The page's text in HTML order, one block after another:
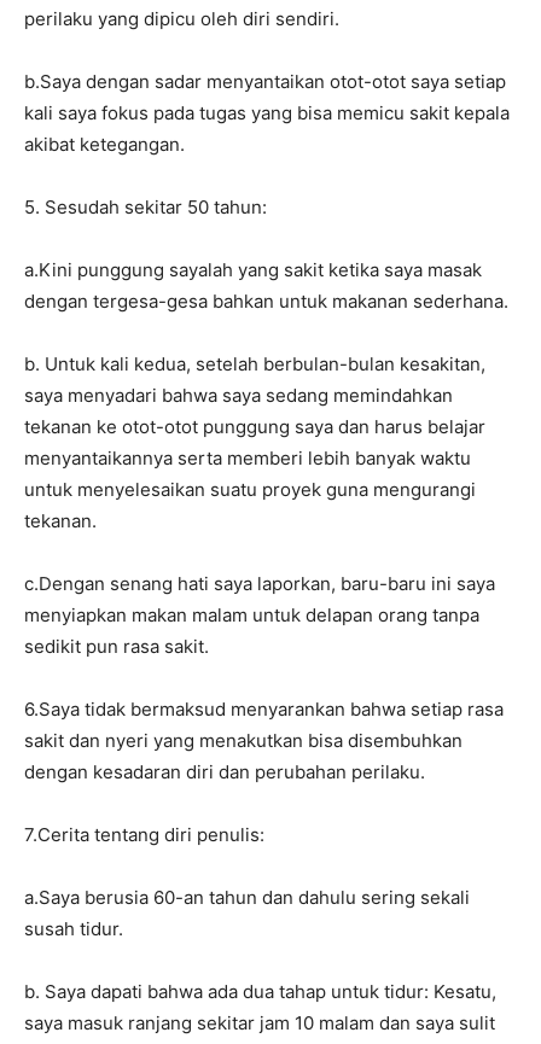
perilaku yang dipicu oleh diri sendiri.
b.Saya dengan sadar menyantaikan otot-otot saya setiap
kali saya fokus pada tugas yang bisa memicu sakit kepala
akibat ketegangan.
5. Sesudah sekitar 50 tahun:
a.Kini punggung sayalah yang sakit ketika saya masak
dengan tergesa-gesa bahkan untuk makanan sederhana.
b. Untuk kali kedua, setelah berbulan-bulan kesakitan,
saya menyadari bahwa saya sedang memindahkan
tekanan ke otot-otot punggung saya dan harus belajar
menyantaikannya serta memberi lebih banyak waktu
untuk menyelesaikan suatu proyek guna mengurangi
tekanan.
c.Dengan senang hati saya laporkan, baru-baru ini saya
menyiapkan makan malam untuk delapan orang tanpa
sedikit pun rasa sakit.
6.Saya tidak bermaksud menyarankan bahwa setiap rasa
sakit dan nyeri yang menakutkan bisa disembuhkan
dengan kesadaran diri dan perubahan perilaku.
7.Cerita tentang diri penulis:
a.Saya berusia 60-an tahun dan dahulu sering sekali
susah tidur.
b. Saya dapati bahwa ada dua tahap untuk tidur: Kesatu,
saya masuk ranjang sekitar jam 10 malam dan saya sulit